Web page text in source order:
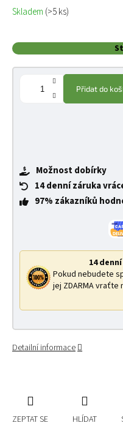
Měrná cena:
Skladem (>5 ks)
Přidat do
Možnost dobírky
14 denní záruka
97% zákazníků
14
Pokud nebudete
jej ZDARMA vraťte
Detailní informace
ZEPTAT SE HLÍDAT